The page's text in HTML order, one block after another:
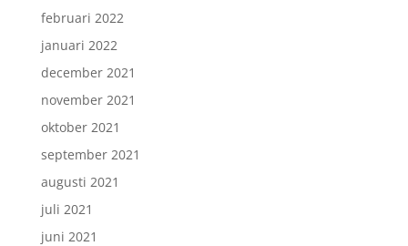
februari 2022
januari 2022
december 2021
november 2021
oktober 2021
september 2021
augusti 2021
juli 2021
juni 2021